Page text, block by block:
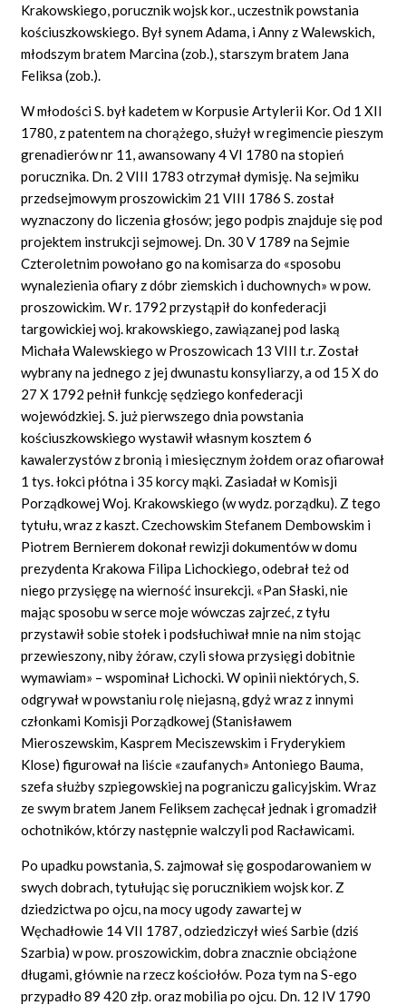
GRAF POWIĄZAŃ
DYSKUSJA
Mapa
Krakowskiego, porucznik wojsk kor., uczestnik powstania
kościuszkowskiego. Był synem Adama, i Anny z Walewskich,
młodszym bratem Marcina (zob.), starszym bratem Jana
Feliksa (zob.).
W młodości S. był kadetem w Korpusie Artylerii Kor. Od 1 XII
1780, z patentem na chorążego, służył w regimencie pieszym
grenadierów nr 11, awansowany 4 VI 1780 na stopień
porucznika. Dn. 2 VIII 1783 otrzymał dymisję. Na sejmiku
przedsejmowym proszowickim 21 VIII 1786 S. został
wyznaczony do liczenia głosów; jego podpis znajduje się pod
projektem instrukcji sejmowej. Dn. 30 V 1789 na Sejmie
Czteroletnim powołano go na komisarza do «sposobu
wynalezienia ofiary z dóbr ziemskich i duchownych» w pow.
proszowickim. W r. 1792 przystąpił do konfederacji
targowickiej woj. krakowskiego, zawiązanej pod laską
Michała Walewskiego w Proszowicach 13 VIII t.r. Został
wybrany na jednego z jej dwunastu konsyliarzy, a od 15 X do
27 X 1792 pełnił funkcję sędziego konfederacji
wojewódzkiej. S. już pierwszego dnia powstania
kościuszkowskiego wystawił własnym kosztem 6
kawalerzystów z bronią i miesięcznym żołdem oraz ofiarował
1 tys. łokci płótna i 35 korcy mąki. Zasiadał w Komisji
Porządkowej Woj. Krakowskiego (w wydz. porządku). Z tego
tytułu, wraz z kaszt. Czechowskim Stefanem Dembowskim i
Piotrem Bernierem dokonał rewizji dokumentów w domu
prezydenta Krakowa Filipa Lichockiego, odebrał też od
niego przysięgę na wierność insurekcji. «Pan Słaski, nie
mając sposobu w serce moje wówczas zajrzeć, z tyłu
przystawił sobie stołek i podsłuchiwał mnie na nim stojąc
przewieszony, niby żóraw, czyli słowa przysięgi dobitnie
wymawiam» – wspominał Lichocki. W opinii niektórych, S.
odgrywał w powstaniu rolę niejasną, gdyż wraz z innymi
członkami Komisji Porządkowej (Stanisławem
Mieroszewskim, Kasprem Meciszewskim i Fryderykiem
Klose) figurował na liście «zaufanych» Antoniego Bauma,
szefa służby szpiegowskiej na pograniczu galicyjskim. Wraz
ze swym bratem Janem Feliksem zachęcał jednak i gromadził
ochotników, którzy następnie walczyli pod Racławicami.
Po upadku powstania, S. zajmował się gospodarowaniem w
swych dobrach, tytułując się porucznikiem wojsk kor. Z
dziedzictwa po ojcu, na mocy ugody zawartej w
Węchadłowie 14 VII 1787, odziedziczył wieś Sarbie (dziś
Szarbia) w pow. proszowickim, dobra znacznie obciążone
długami, głównie na rzecz kościołów. Poza tym na S-ego
przypadło 89 420 złp. oraz mobilia po ojcu. Dn. 12 IV 1790